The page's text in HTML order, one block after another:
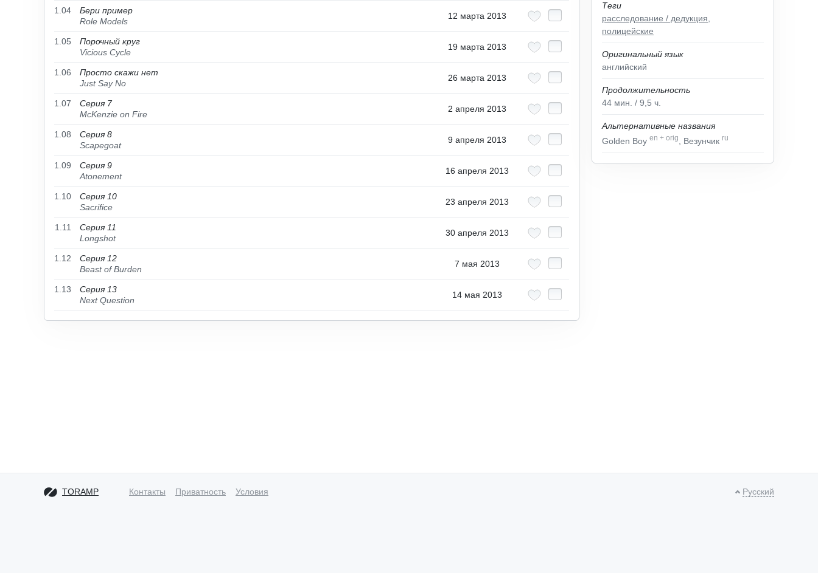
Теги
расследование / дедукция
полицейские
Оригинальный язык
английский
Продолжительность
44 мин. / 9,5 ч.
Альтернативные названия
Golden Boy en + orig , Везунчик ru
1.04
Бери пример
Role Models
12 марта 2013
1.05
Порочный круг
Vicious Cycle
19 марта 2013
1.06
Просто скажи нет
Just Say No
26 марта 2013
1.07
Серия 7
McKenzie on Fire
2 апреля 2013
1.08
Серия 8
Scapegoat
9 апреля 2013
1.09
Серия 9
Atonement
16 апреля 2013
1.10
Серия 10
Sacrifice
23 апреля 2013
1.11
Серия 11
Longshot
30 апреля 2013
1.12
Серия 12
Beast of Burden
7 мая 2013
1.13
Серия 13
Next Question
14 мая 2013
TORAMP Контакты Приватность Условия Русский